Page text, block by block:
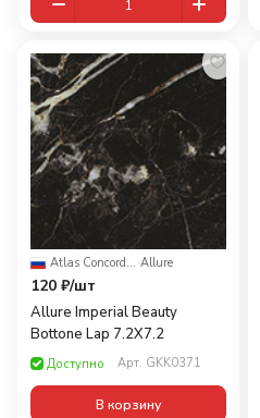
Atlas Concorde Russia ·Allure
120 ₽/шт
Allure Imperial Beauty
Bottone Lap 7.2X7.2
Доступно Арт. GKK0371
В корзину